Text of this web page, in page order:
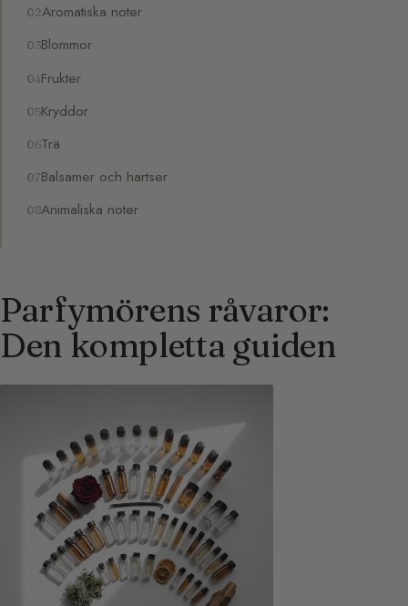
Aromatiska noter
Blommor
Frukter
Kryddor
Trä
Balsamer och hartser
Animaliska noter
Parfymörens råvaror:
Den kompletta guiden